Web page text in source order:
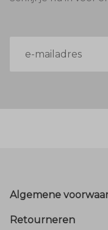
mailadres
Footer
Algemene
Retourneren